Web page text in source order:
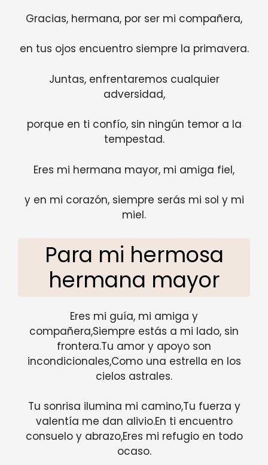
Gracias, hermana, por ser mi compañera,
en tus ojos encuentro siempre la primavera.
Juntas, enfrentaremos cualquier
adversidad,
porque en ti confío, sin ningún temor a la
tempestad.
Eres mi hermana mayor, mi amiga fiel,
y en mi corazón, siempre serás mi sol y mi
miel.
Para mi hermosa
hermana mayor
Eres mi guía, mi amiga y
compañera,Siempre estás a mi lado, sin
frontera.Tu amor y apoyo son
incondicionales,Como una estrella en los
cielos astrales.
Tu sonrisa ilumina mi camino,Tu fuerza y
valentía me dan alivio.En ti encuentro
consuelo y abrazo,Eres mi refugio en todo
ocaso.